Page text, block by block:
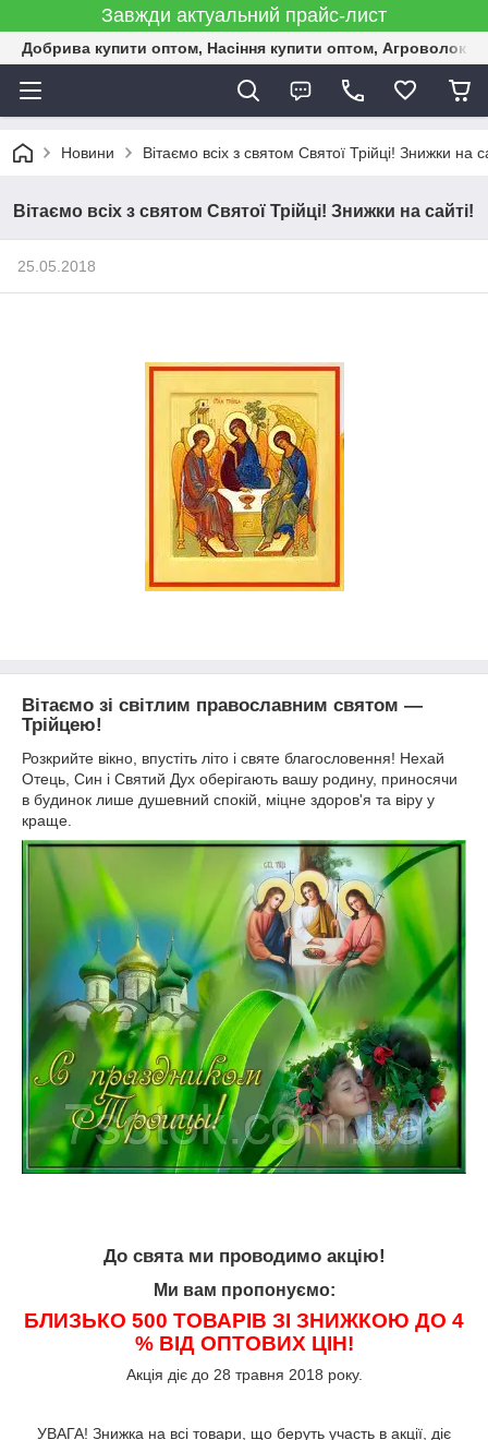
Завжди актуальний прайс-лист
Добрива купити оптом, Насіння купити оптом,
Новини Вітаємо всіх з святом Святої Трійці! Знижки на
Вітаємо всіх з святом Святої Трійці! Знижки на сайті!
25.05.2018
Вітаємо зі світлим православним святом —
Трійцею!
Розкрийте вікно, впустіть літо і святе благословення! Нехай
Отець, Син і Святий Дух оберігають вашу родину, приносячи
в будинок лише душевний спокій, міцне здоров'я та віру у
краще.
До свята ми проводимо акцію!
Ми вам пропонуємо:
БЛИЗЬКО 500 ТОВАРІВ ЗІ ЗНИЖКОЮ ДО 4
% ВІД ОПТОВИХ ЦІН!
Акція діє до 28 травня 2018 року.
УВАГА! Знижка на всі товари, що беруть участь в акції, діє